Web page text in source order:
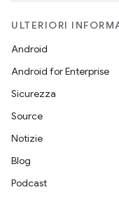
ULTERIORI
Android
Android for Enterprise
Sicurezza
Source
Notizie
Blog
Podcast